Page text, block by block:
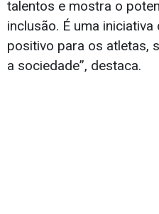
talentos e mostra o
inclusão. É uma
positivo para os atletas,
a sociedade”, destaca.